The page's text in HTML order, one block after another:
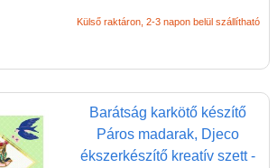
Külső raktáron, 2-3 napon belül szállítható
Barátság karkötő készítő
Páros madarak, Djeco
ékszerkészítő kreatív szett -